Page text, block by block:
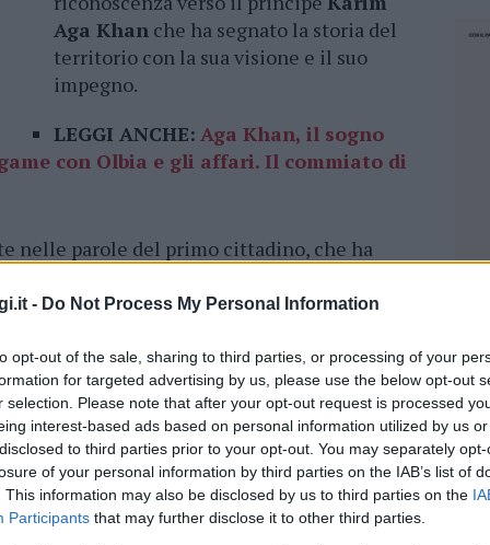
- Do Not Process My Personal Information
opt-out of the sale, sharing to third parties, or processing of your
for targeted advertising by us, please use the below opt-out
selection. Please note that after your opt-out request is processed
interest-based ads based on personal information utilized by us
to third parties prior to your opt-out. You may separately
of your personal information by third parties on the IAB’s list of
This information may also be disclosed by us to third parties on the
Participants that may further disclose it to other third parties.
Aga Khan che ha segnato la storia del
territorio con la sua visione e il suo
impegno.
LEGGI ANCHE: Aga Khan, il sogno
con Olbia e gli affari. Il commiato di
nelle parole del primo cittadino, che ha
del principe: “Ci lascia un uomo dal
di guardare lontano, che con
a rendere la nostra terra
Ladolcezza del suo sguardo, la
per Olbia resteranno per sempre
mai smesso di dimostrare affetto per la
e per il nostro cielo”.
ricco Karim Aga Khan e a chi va l’eredità